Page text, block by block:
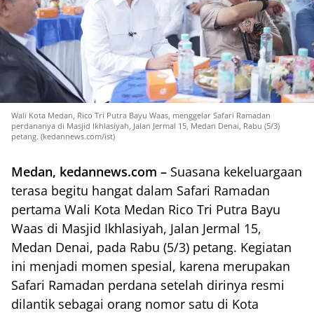
Wali Kota Medan, Rico Tri Putra Bayu Waas, menggelar Safari Ramadan
perdananya di Masjid Ikhlasiyah, Jalan Jermal 15, Medan Denai, Rabu (5/3)
petang. (kedannews.com/ist)
Medan, kedannews.com – Suasana kekeluargaan
terasa begitu hangat dalam Safari Ramadan
pertama Wali Kota Medan Rico Tri Putra Bayu
Waas di Masjid Ikhlasiyah, Jalan Jermal 15,
Medan Denai, pada Rabu (5/3) petang. Kegiatan
ini menjadi momen spesial, karena merupakan
Safari Ramadan perdana setelah dirinya resmi
dilantik sebagai orang nomor satu di Kota